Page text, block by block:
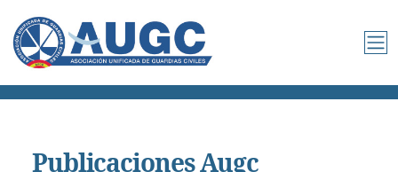
Publicaciones Augc